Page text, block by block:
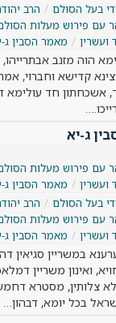
בעל הסולם
הרב
עם פירוש מעלות
ועשרין
מאמר הסבין ג-
הוה מזנב אבתרייהו,
קדישא וחברוי,
אשכחתון חד עולימא
ג-יא
עם פירוש מעלות
ועשרין
מאמר הסבין ג-
בעל הסולם
הרב
עם פירוש מעלות
ועשרין
מאמר הסבין ג-
במשריין סגיאין
ואינון משריין
צלותין, מסטרא
בכל יומא, דבהון…